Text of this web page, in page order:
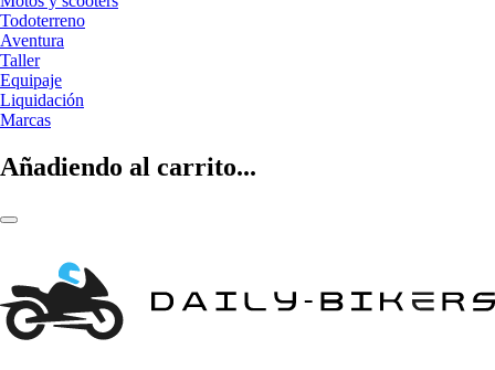
Todoterreno
Aventura
Taller
Equipaje
Liquidación
Marcas
Añadiendo al carrito...